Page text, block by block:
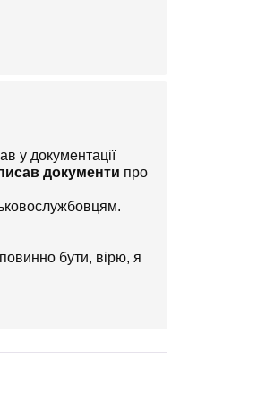
у документації
документи про
бути, вірю, я